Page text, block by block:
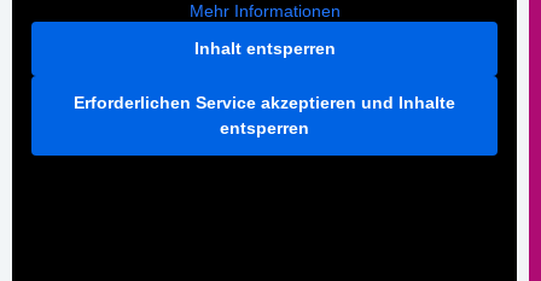
Mehr Informationen
Inhalt entsperren
Erforderlichen Service akzeptieren und Inhalte
entsperren